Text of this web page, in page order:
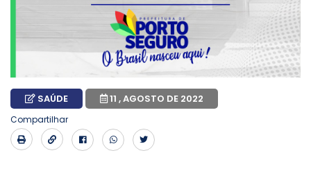
SAÚDE 11 , AGOSTO DE 2022
Compartilhar